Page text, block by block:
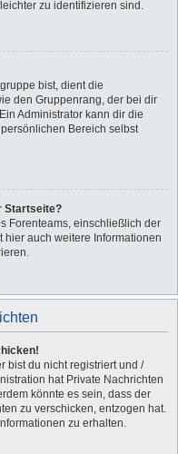
zu identifizieren sind.
bist, dient die
den Gruppenrang, der bei dir
Administrator kann dir die
Bereich selbst
Startseite?
Forenteams, einschließlich der
hier auch weitere Informationen
bist du nicht registriert und /
hat Private Nachrichten
könnte es sein, dass der
zu verschicken, entzogen hat.
zu erhalten.